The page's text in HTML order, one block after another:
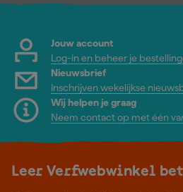
Jouw account
Log-in en beheer je
Nieuwsbrief
Inschrijven wekelijkse
Wij helpen je graag
Neem contact op met één
Leer Verfwebwinkel